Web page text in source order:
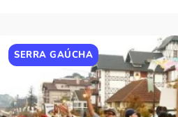
SERRA GAÚCHA